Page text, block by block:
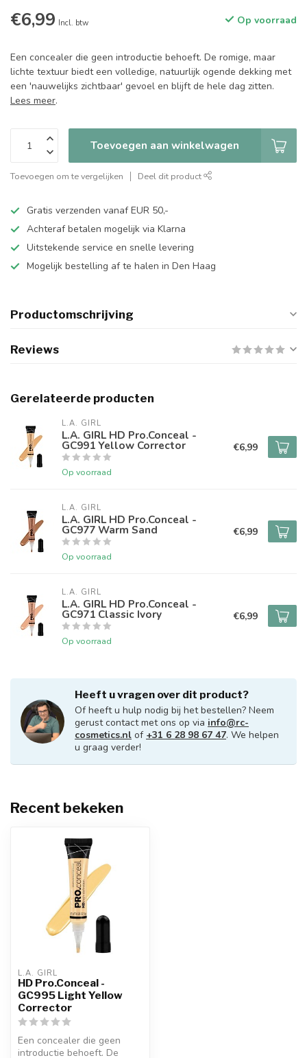
€6,99 Incl. btw Op voorraad
Een concealer die geen introductie behoeft. De romige, maar
lichte textuur biedt een volledige, natuurlijk ogende dekking met
een 'nauwelijks zichtbaar' gevoel en blijft de hele dag zitten.
Lees meer.
Toevoegen aan winkelwagen
Toevoegen om te vergelijken Deel dit product
Gratis verzenden vanaf EUR 50,-
Achteraf betalen mogelijk via Klarna
Uitstekende service en snelle levering
Mogelijk bestelling af te halen in Den Haag
Productomschrijving
Reviews
Gerelateerde producten
L.A. GIRL
L.A. GIRL HD Pro.Conceal -
GC991 Yellow Corrector
Op voorraad
€6,99
L.A. GIRL
L.A. GIRL HD Pro.Conceal -
GC977 Warm Sand
Op voorraad
€6,99
L.A. GIRL
L.A. GIRL HD Pro.Conceal -
GC971 Classic Ivory
Op voorraad
€6,99
Heeft u vragen over dit product?
Of heeft u hulp nodig bij het bestellen? Neem
gerust contact met ons op via info@rc-
cosmetics.nl of +31 6 28 98 67 47. We helpen
u graag verder!
Recent bekeken
L.A. GIRL
HD Pro.Conceal -
GC995 Light Yellow
Corrector
Een concealer die geen
introductie behoeft. De